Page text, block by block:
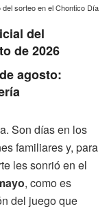
del sorteo en el Chontico Día
del
de 2026
agosto:
Son días en los
familiares y, para
les sonrió en el
, como es
del juego que